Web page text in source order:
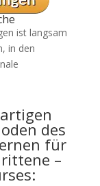
ist langsam
in den
des
für
–